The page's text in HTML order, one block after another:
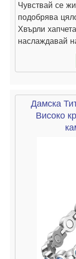
Чувствай се
подобрява
Хвърли
наслаждавай
Дамска
Високо